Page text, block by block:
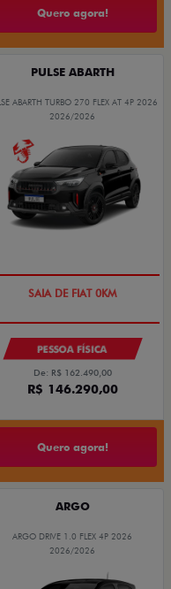
Quero agora!
PULSE ABARTH
ABARTH TURBO 270 FLEX AT 4P 2026
2026/2026
PESSOA FÍSICA
De: R$ 162.490,00
R$ 146.290,00
Quero agora!
ARGO
ARGO DRIVE 1.0 FLEX 4P 2026
2026/2026